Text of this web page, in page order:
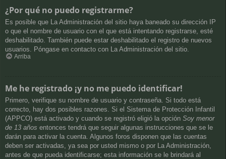
¿Por qué no puedo registrarme?
Es posible que La Administración del sitio haya baneado su dirección IP
o que el nombre de usuario con el que está intentando registrarse, esté
deshabilitado. También puede estar deshabilitado el registro de nuevos
usuarios. Póngase en contacto con La Administración del sitio.
Arriba
Me he registrado ¡y no me puedo identificar!
Primero, verifique su nombre de usuario y contraseña. Si todo está
correcto, hay dos posibles razones. Si el Sistema de Protección Infantil
(APPCO) está activado y cuando se registró eligió la opción Soy menor
de 13 años entonces tendrá que seguir algunas instrucciones que se le
darán para activar la cuenta. Algunos foros disponen que las cuentas
deben ser activadas, ya sea por usted mismo o por La Administración,
antes de que pueda identificarse; esta información se le brindará al